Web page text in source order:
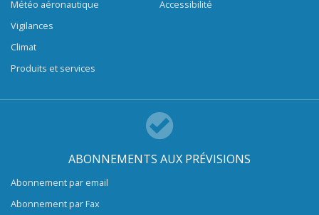
Météo aéronautique
Vigilances
Climat
Produits et services
Accessibilité
ABONNEMENTS AUX PRÉVISIONS
Abonnement par email
Abonnement par Fax